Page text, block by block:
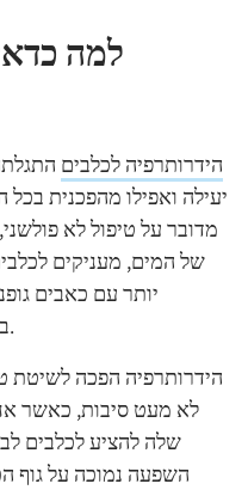
למה
הידרותרפיה לכלבים
יעילה ואפילו מהפכנית בכל
מדובר על טיפול לא
של המים, מעניקים
יותר עם כאבים
בריאותיות, עם הגבלות תנועה ועוד.
הידרותרפיה הפכה לשיטת
לא מעט סיבות, כאשר
שלה להציע לכלבים
השפעה נמוכה על גוף